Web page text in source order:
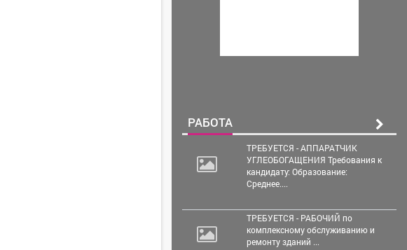
РАБОТА
ТРЕБУЕТСЯ - АППАРАТЧИК
УГЛЕОБОГАЩЕНИЯ Требования к
кандидату: Образование:
Среднее....
ТРЕБУЕТСЯ - РАБОЧИЙ по
комплексному обслуживанию и
ремонту зданий ...